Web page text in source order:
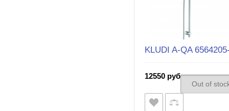
KLUDI A-QA
12550 руб.
Out of